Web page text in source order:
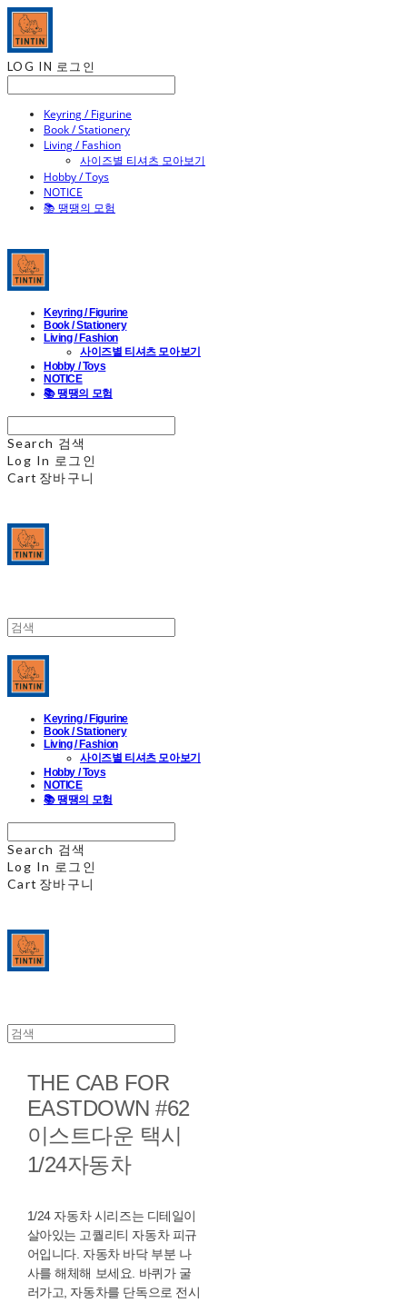
LOG IN 로그인
Keyring / Figurine
Book / Stationery
Living / Fashion
사이즈별 티셔츠 모아보기
Hobby / Toys
NOTICE
📚 땡땡의 모험
Keyring / Figurine
Book / Stationery
Living / Fashion
사이즈별 티셔츠 모아보기
Hobby / Toys
NOTICE
📚 땡땡의 모험
Search 검색
Log In 로그인
Cart 장바구니
Keyring / Figurine
Book / Stationery
Living / Fashion
사이즈별 티셔츠 모아보기
Hobby / Toys
NOTICE
📚 땡땡의 모험
Search 검색
Log In 로그인
Cart 장바구니
THE CAB FOR
EASTDOWN #62
이스트다운 택시
1/24자동차
1/24 자동차 시리즈는 디테일이
살아있는 고퀄리티 자동차 피규
어입니다. 자동차 바닥 부분 나
사를 해체해 보세요. 바퀴가 굴
러가고, 자동차를 단독으로 전시